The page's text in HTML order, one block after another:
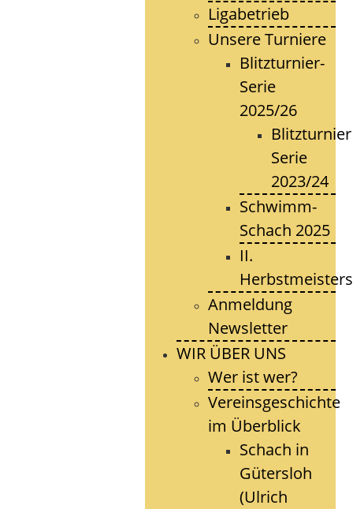
Ligabetrieb
Unsere Turniere
Blitzturnier-
Serie
2025/26
Blitzturnier
Serie
2023/24
Schwimm-
Schach 2025
II.
Anmeldung
Newsletter
WIR ÜBER UNS
Wer ist wer?
Vereinsgeschichte
im Überblick
Schach in
Gütersloh
(Ulrich